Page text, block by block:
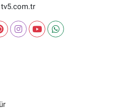
tv5.com.tr